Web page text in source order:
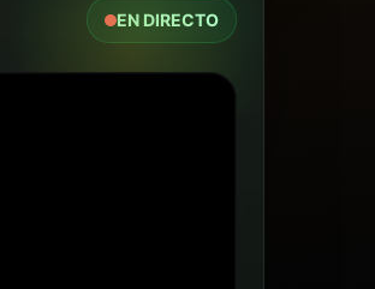
EN DIRECTO